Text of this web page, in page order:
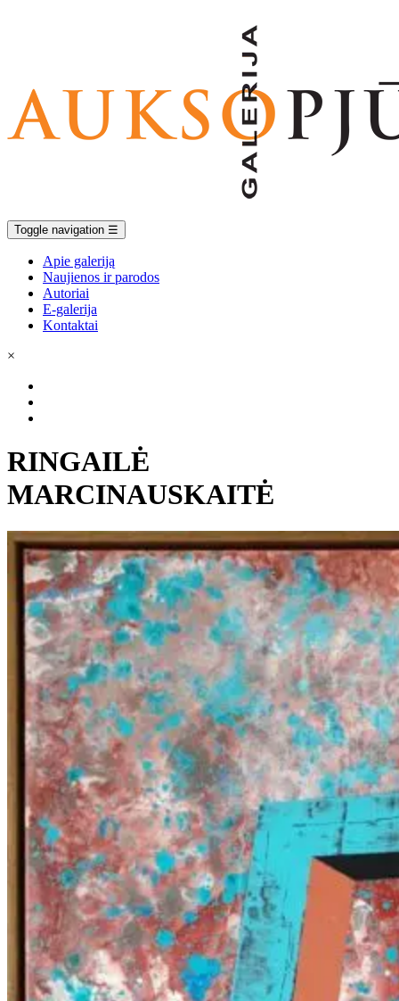
Toggle navigation ☰
Apie galeriją
Naujienos ir parodos
Autoriai
E-galerija
Kontaktai
×
RINGAILĖ
MARCINAUSKAITĖ